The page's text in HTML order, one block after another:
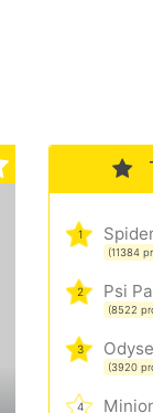
1
(11384
2 Psi
(8522
3
(3920
4